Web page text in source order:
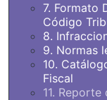
7. Formato
Código
8.
9. Normas
10.
Fiscal
11.